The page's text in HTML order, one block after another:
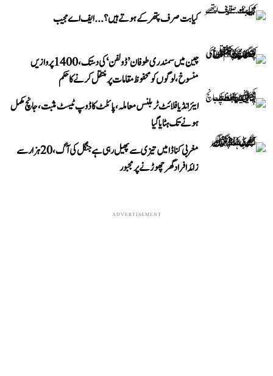
کیا بت صرف پتھر کے ہوتے ہیں؟...ایف اے مجیب
چین میں سمندری طوفان ’ڈولفن‘ کی دستک، 1400 پروازیں
منسوخ، لوگوں کو محفوظ مقامات پر منتقل کرنے کا حکم
ایئر انڈیا فلائٹ ٹربلنس معاملہ، پائلٹ کا ڈوپ ٹیسٹ مثبت، جانچ مکمل
ہونے تک ہٹایا گیا
مغربی کناڈا میں تیزی سے پھیل رہی ہے جنگل کی آگ، 20 ہزار سے
زائد افراد گھر چھوڑنے پر مجبور
ADVERTISEMENT